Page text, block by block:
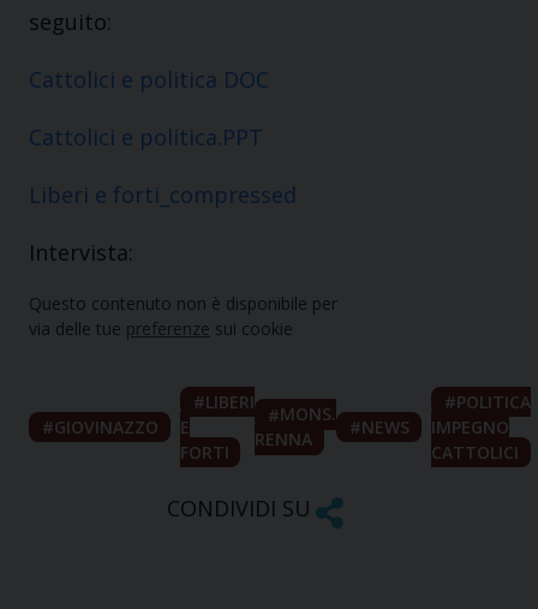
seguito:
Cattolici e politica DOC
Cattolici e politica.PPT
Liberi e forti_compressed
Intervista:
Questo contenuto non è disponibile per
via delle tue preferenze sui cookie
GIOVINAZZO
LIBERI
E
FORTI
MONS.
RENNA
NEWS
POLITICA
IMPEGNO
CATTOLICI
CONDIVIDI SU